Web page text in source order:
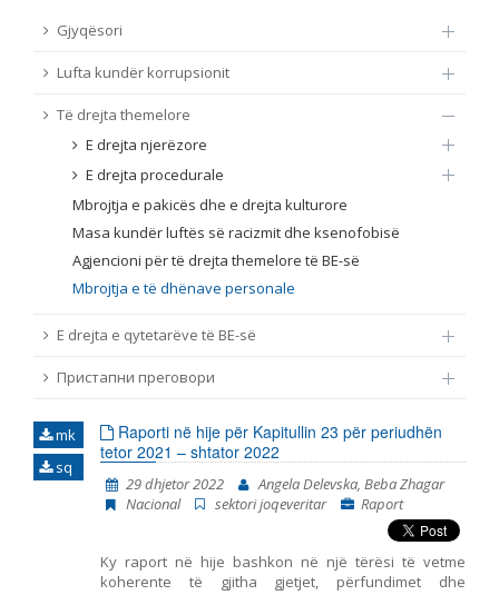
Burim
Nga rrjeti 23
Gjuhë
Emër, përshkrim ose fjalen
Gjyqësori
Lufta kundër korrupsionit
Të drejta themelore
E drejta njerëzore
E drejta procedurale
Mbrojtja e pakicës dhe e drejta kulturore
Masa kundër luftës së racizmit dhe ksenofobisë
Agjencioni për të drejta themelore të BE-së
Mbrojtja e të dhënave personale
E drejta e qytetarëve të BE-së
Пристапни преговори
mk
sq
Raporti në hije për Kapitullin 23 për periudhën
tetor 2021 – shtator 2022
29 dhjetor 2022
Angela Delevska, Beba Zhagar
Nacional
sektori joqeveritar Raport
Ky raport në hije bashkon në një tërësi të vetme
koherente të gjitha gjetjet, përfundimet dhe